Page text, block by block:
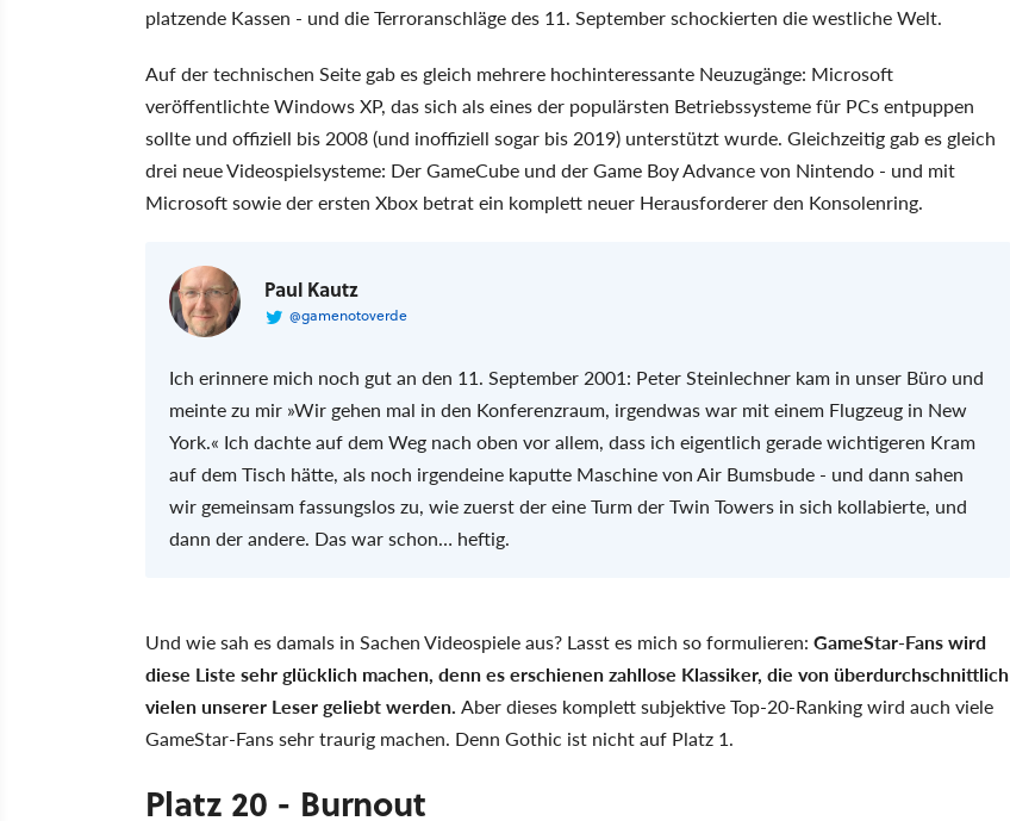
platzende Kassen - und die Terroranschläge des 11. September schockierten die westliche Welt.
Auf der technischen Seite gab es gleich mehrere hochinteressante Neuzugänge: Microsoft
veröffentlichte Windows XP, das sich als eines der populärsten Betriebssysteme für PCs entpuppen
sollte und offiziell bis 2008 (und inoffiziell sogar bis 2019) unterstützt wurde. Gleichzeitig gab es gleich
drei neue Videospielsysteme: Der GameCube und der Game Boy Advance von Nintendo - und mit
Microsoft sowie der ersten Xbox betrat ein komplett neuer Herausforderer den Konsolenring.
Paul Kautz
@gamenotoverde
Ich erinnere mich noch gut an den 11. September 2001: Peter Steinlechner kam in unser Büro und
meinte zu mir »Wir gehen mal in den Konferenzraum, irgendwas war mit einem Flugzeug in New
York.« Ich dachte auf dem Weg nach oben vor allem, dass ich eigentlich gerade wichtigeren Kram
auf dem Tisch hätte, als noch irgendeine kaputte Maschine von Air Bumsbude - und dann sahen
wir gemeinsam fassungslos zu, wie zuerst der eine Turm der Twin Towers in sich kollabierte, und
dann der andere. Das war schon… heftig.
Und wie sah es damals in Sachen Videospiele aus? Lasst es mich so formulieren: GameStar-Fans wird
diese Liste sehr glücklich machen, denn es erschienen zahllose Klassiker, die von überdurchschnittlich
vielen unserer Leser geliebt werden. Aber dieses komplett subjektive Top-20-Ranking wird auch viele
GameStar-Fans sehr traurig machen. Denn Gothic ist nicht auf Platz 1.
Platz 20 - Burnout